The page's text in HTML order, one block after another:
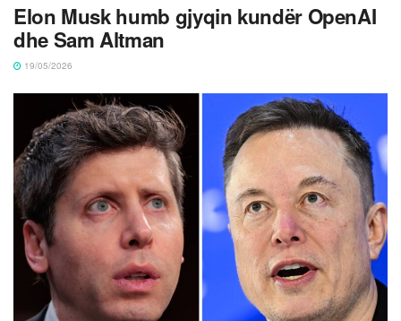
Elon Musk humb gjyqin kundër OpenAI
dhe Sam Altman
19/05/2026